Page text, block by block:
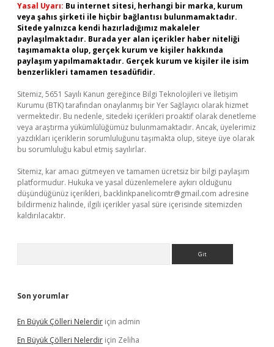
Yasal Uyarı: Bu internet sitesi, herhangi bir marka, kurum
veya şahıs şirketi ile hiçbir bağlantısı bulunmamaktadır.
Sitede yalnızca kendi hazırladığımız makaleler
paylaşılmaktadır. Burada yer alan içerikler haber niteliği
taşımamakta olup, gerçek kurum ve kişiler hakkında
paylaşım yapılmamaktadır. Gerçek kurum ve kişiler ile isim
benzerlikleri tamamen tesadüfidir.
Sitemiz, 5651 Sayılı Kanun gereğince Bilgi Teknolojileri ve İletişim
Kurumu (BTK) tarafından onaylanmış bir Yer Sağlayıcı olarak hizmet
vermektedir. Bu nedenle, sitedeki içerikleri proaktif olarak denetleme
veya araştırma yükümlülüğümüz bulunmamaktadır. Ancak, üyelerimiz
yazdıkları içeriklerin sorumluluğunu taşımakta olup, siteye üye olarak
bu sorumluluğu kabul etmiş sayılırlar.
Sitemiz, kar amacı gütmeyen ve tamamen ücretsiz bir bilgi paylaşım
platformudur. Hukuka ve yasal düzenlemelere aykırı olduğunu
düşündüğünüz içerikleri, backlinkpanelicomtr@gmail.com adresine
bildirmeniz halinde, ilgili içerikler yasal süre içerisinde sitemizden
kaldırılacaktır.
Son yorumlar
En Büyük Çölleri Nelerdir için admin
En Büyük Çölleri Nelerdir için Zeliha